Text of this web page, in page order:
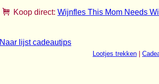
Koop direct: Wijnfles This Mom Needs
Naar lijst cadeautips
Lootjes trekken